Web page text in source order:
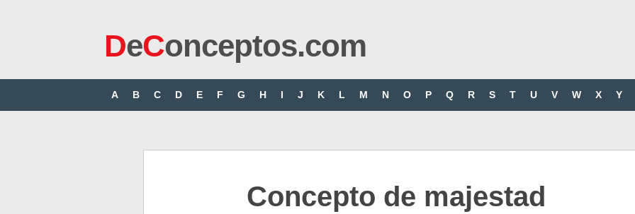
DeConceptos.com
A B C D E F G H I J K L M N O P Q R S T U V W X Y
Concepto de majestad